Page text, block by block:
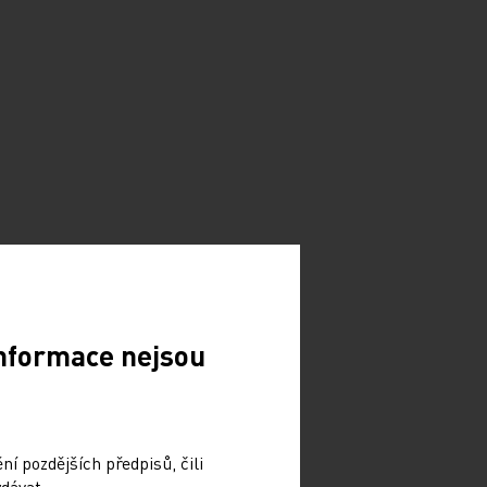
nejsou
pozdějších předpisů, čili